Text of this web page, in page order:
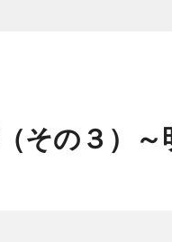
その３）